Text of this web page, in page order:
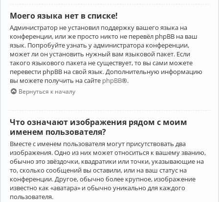
Моего языка нет в списке!
Администратор не установил поддержку вашего языка на
конференции, или же просто никто не перевёл phpBB на ваш
язык. Попробуйте узнать у администратора конференции,
может ли он установить нужный вам языковой пакет. Если
такого языкового пакета не существует, то вы сами можете
перевести phpBB на свой язык. Дополнительную информацию
вы можете получить на сайте phpBB®.
Вернуться к началу
Что означают изображения рядом с моим
именем пользователя?
Вместе с именем пользователя могут присутствовать два
изображения. Одно из них может относиться к вашему званию,
обычно это звёздочки, квадратики или точки, указывающие на
то, сколько сообщений вы оставили, или на ваш статус на
конференции. Другое, обычно более крупное, изображение
известно как «аватара» и обычно уникально для каждого
пользователя.